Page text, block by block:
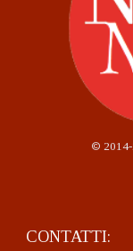
©
CONTATTI: